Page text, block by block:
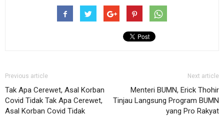
Previous article
Tak Apa Cerewet, Asal Korban
Covid Tidak Tak Apa Cerewet,
Asal Korban Covid Tidak
Next article
Menteri BUMN, Erick Thohir
Tinjau Langsung Program BUMN
yang Pro Rakyat